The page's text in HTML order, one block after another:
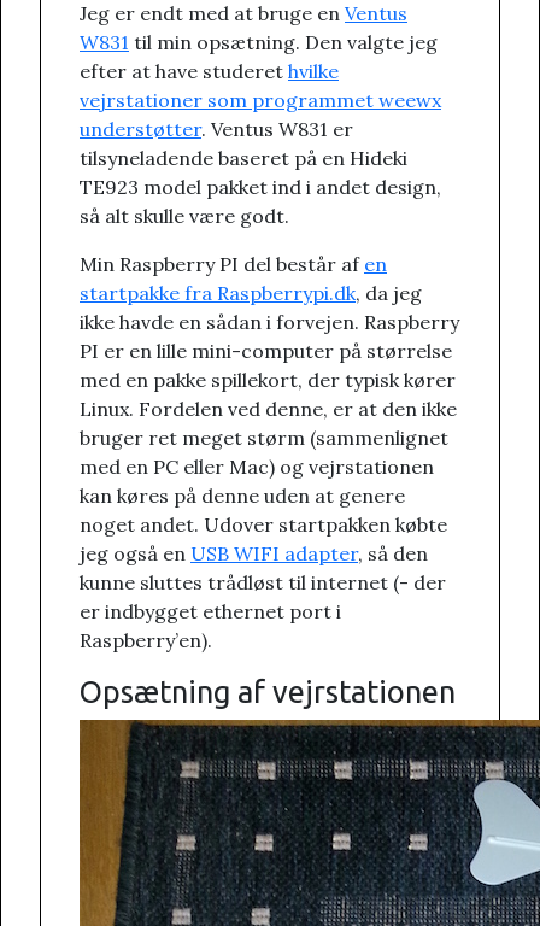
Jeg er endt med at bruge en Ventus
W831 til min opsætning. Den valgte jeg
efter at have studeret hvilke
vejrstationer som programmet weewx
understøtter. Ventus W831 er
tilsyneladende baseret på en Hideki
TE923 model pakket ind i andet design,
så alt skulle være godt.
Min Raspberry PI del består af en
startpakke fra Raspberrypi.dk, da jeg
ikke havde en sådan i forvejen. Raspberry
PI er en lille mini-computer på størrelse
med en pakke spillekort, der typisk kører
Linux. Fordelen ved denne, er at den ikke
bruger ret meget størm (sammenlignet
med en PC eller Mac) og vejrstationen
kan køres på denne uden at genere
noget andet. Udover startpakken købte
jeg også en USB WIFI adapter, så den
kunne sluttes trådløst til internet (- der
er indbygget ethernet port i
Raspberry’en).
Opsætning af vejrstationen